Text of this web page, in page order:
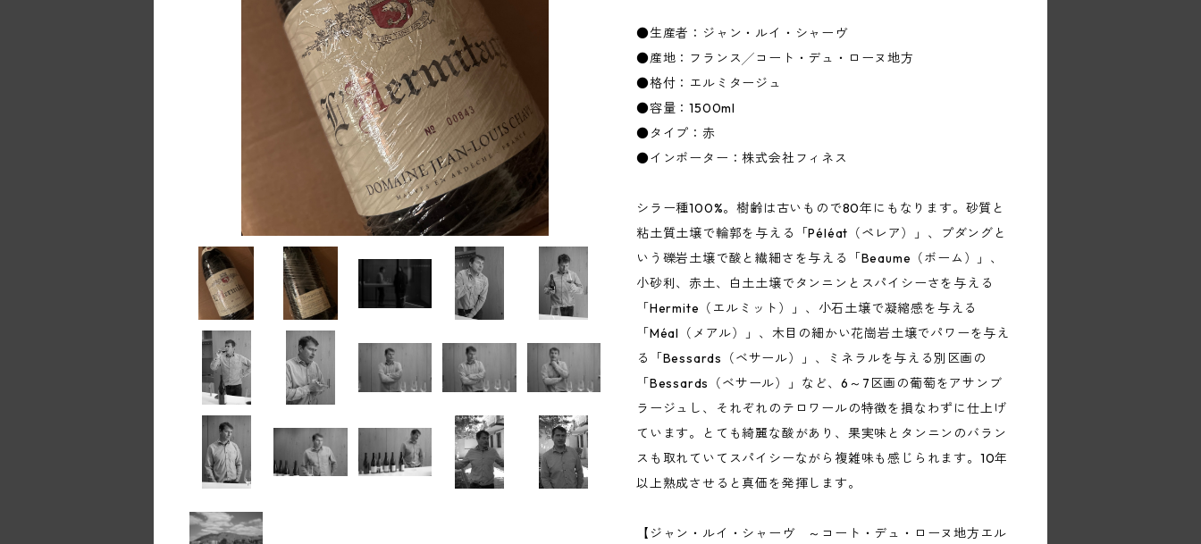
●生産者：ジャン・ルイ・シャーヴ
●産地：フランス╱コート・デュ・ローヌ地方
●格付：エルミタージュ
●容量：1500ml
●タイプ：赤
●インポーター：株式会社フィネス
シラー種100%。樹齢は古いもので80年にもなります。砂質と
粘土質土壌で輪郭を与える「Péléat（ペレア）」、プダングと
いう礫岩土壌で酸と繊細さを与える「Beaume（ボーム）」、
小砂利、赤土、白土土壌でタンニンとスパイシーさを与える
「Hermite（エルミット）」、小石土壌で凝縮感を与える
「Méal（メアル）」、木目の細かい花崗岩土壌でパワーを与え
る「Bessards（ベサール）」、ミネラルを与える別区画の
「Bessards（ベサール）」など、6～7区画の葡萄をアサンブ
ラージュし、それぞれのテロワールの特徴を損なわずに仕上げ
ています。とても綺麗な酸があり、果実味とタンニンのバラン
スも取れていてスパイシーながら複雑味も感じられます。10年
以上熟成させると真価を発揮します。
【ジャン・ルイ・シャーヴ ～コート・デュ・ローヌ地方エル